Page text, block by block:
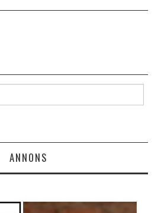
ANNONS